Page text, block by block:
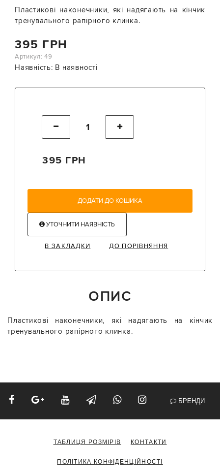
Пластикові наконечники, які надягають на кінчик
тренувального рапірного клинка.
395 ГРН
Артикул: 49
Наявність: В наявності
395 ГРН
ДОДАТИ ДО КОШИКА
УТОЧНИТИ НАЯВНІСТЬ
В ЗАКЛАДКИ ДО ПОРІВНЯННЯ
ОПИС
Пластикові наконечники, які надягають на кінчик
тренувального рапірного клинка.
БРЕНДИ
ТАБЛИЦЯ РОЗМІРІВ КОНТАКТИ
ПОЛІТИКА КОНФІДЕНЦІЙНОСТІ